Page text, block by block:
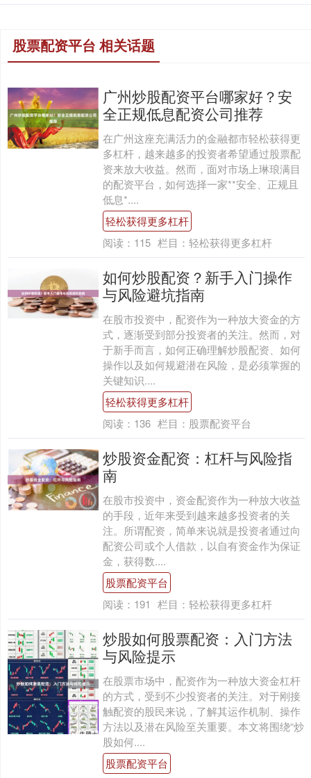
股票配资平台 相关话题
广州炒股配资平台哪家好？安
全正规低息配资公司推荐
在广州这座充满活力的金融都市轻松获得更
多杠杆，越来越多的投资者希望通过股票配
资来放大收益。然而，面对市场上琳琅满目
的配资平台，如何选择一家**安全、正规且
低息*....
轻松获得更多杠杆
阅读： 115 栏目： 轻松获得更多杠杆
如何炒股配资？新手入门操作
与风险避坑指南
在股市投资中，配资作为一种放大资金的方
式，逐渐受到部分投资者的关注。然而，对
于新手而言，如何正确理解炒股配资、如何
操作以及如何规避潜在风险，是必须掌握的
关键知识....
轻松获得更多杠杆
阅读： 136 栏目： 股票配资平台
炒股资金配资：杠杆与风险指
南
在股市投资中，资金配资作为一种放大收益
的手段，近年来受到越来越多投资者的关
注。所谓配资，简单来说就是投资者通过向
配资公司或个人借款，以自有资金作为保证
金，获得数....
股票配资平台
阅读： 191 栏目： 轻松获得更多杠杆
炒股如何股票配资：入门方法
与风险提示
在股票市场中，配资作为一种放大资金杠杆
的方式，受到不少投资者的关注。对于刚接
触配资的股民来说，了解其运作机制、操作
方法以及潜在风险至关重要。本文将围绕“炒
股如何....
股票配资平台